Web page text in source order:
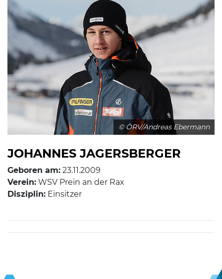
© ÖRV/Andreas Ebermann
JOHANNES JAGERSBERGER
Geboren am: 23.11.2009
Verein: WSV Prein an der Rax
Disziplin: Einsitzer